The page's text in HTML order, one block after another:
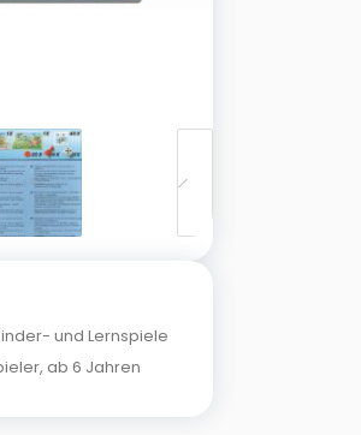
und Lernspiele
, ab 6 Jahren